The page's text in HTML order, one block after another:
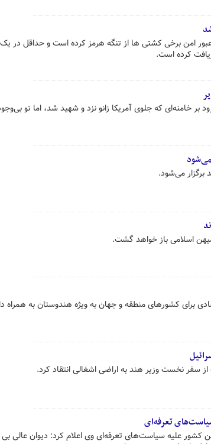
امن برخی کشتی‌ ها از تنگه هرمز کرده است و حداقل در
خامنه‌ای که جلوی آمریکا زانو نزد و شهید شد، اما تو
می‌شود
برای کشورهای منطقه و جهان به ویژه هندوستان به همراه
سفر نخست وزیر هند به اراضی اشغالی انتقاد کرد.
تعرفه‌ای
کشور علیه سیاست‌های تعرفه‌ای وی اعلام کرد: دیوان عالی